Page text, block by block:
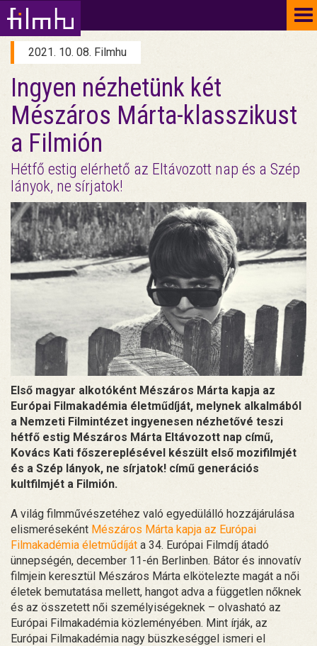
2021. 10. 08. Filmhu
Ingyen nézhetünk két
Mészáros Márta-klasszikust
a Filmión
Hétfő estig elérhető az Eltávozott nap és a Szép
lányok, ne sírjatok!
Első magyar alkotóként Mészáros Márta kapja az
Európai Filmakadémia életműdíját, melynek alkalmából
a Nemzeti Filmintézet ingyenesen nézhetővé teszi
hétfő estig Mészáros Márta Eltávozott nap című,
Kovács Kati főszereplésével készült első mozifilmjét
és a Szép lányok, ne sírjatok! című generációs
kultfilmjét a Filmión.
A világ filmművészetéhez való egyedülálló hozzájárulása
elismeréseként Mészáros Márta kapja az Európai
Filmakadémia életműdíját a 34. Európai Filmdíj átadó
ünnepségén, december 11-én Berlinben. Bátor és innovatív
filmjein keresztül Mészáros Márta elkötelezte magát a női
életek bemutatása mellett, hangot adva a független nőknek
és az összetett női személyiségeknek – olvasható az
Európai Filmakadémia közleményében. Mint írják, az
Európai Filmakadémia nagy büszkeséggel ismeri el